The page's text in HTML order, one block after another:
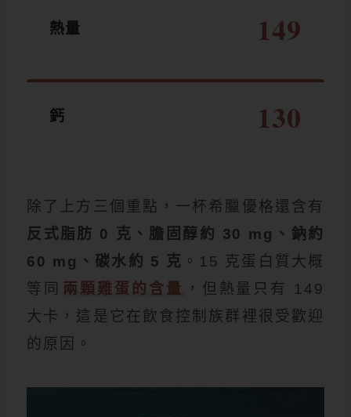
149
熱量
130
鈣
除了上方三個重點，一杯希臘優格還含有
反式脂肪 0 克、膽固醇約 30 mg、鈉約
60 mg、碳水約 5 克 。15 克蛋白質大概
等同 兩顆雞蛋的含量
，但熱量只有 149
大卡，這是它在飲食控制族群裡很受歡迎
的原因。